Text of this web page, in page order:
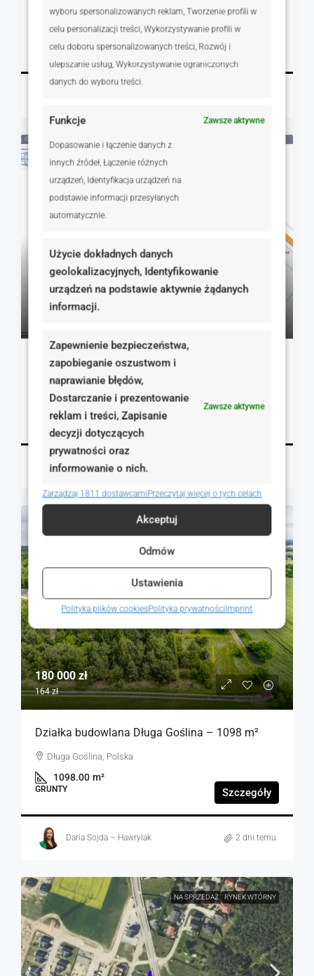
wyboru spersonalizowanych reklam, Tworzenie profili w
celu personalizacji treści, Wykorzystywanie profili w
celu doboru spersonalizowanych treści, Rozwój i
ulepszanie usług, Wykorzystywanie ograniczonych
danych do wyboru treści.
Funkcje Zawsze aktywne
Dopasowanie i łączenie danych z
innych źródeł, Łączenie różnych
urządzeń, Identyfikacja urządzeń na
podstawie informacji przesyłanych
automatycznie.
Użycie dokładnych danych
geolokalizacyjnych, Identyfikowanie
urządzeń na podstawie aktywnie żądanych
informacji.
Zapewnienie bezpieczeństwa,
zapobieganie oszustwom i
naprawianie błędów,
Dostarczanie i prezentowanie
reklam i treści, Zapisanie
decyzji dotyczących
prywatności oraz
informowanie o nich.
Zawsze aktywne
Zarządzaj 1811 dostawcamiPrzeczytaj więcej o tych celach
Akceptuj
Odmów
Ustawienia
Polityka plików cookiesPolityka prywatnościImprint
Wiśniowa, Dopiewo, Polska
1335.00 m²
GRUNTY Szczegóły
139 500 zł
Działka z warunkami zabudowy Tychnowy.
Tychnowy, Polska
1550.00 m²
GRUNTY
Magdalena Burnicka-Zielińska
NA SPRZEDAŻ
180 000 zł
164 zł
Działka budowlana Długa Goślina – 1098 m²
Długa Goślina, Polska
1098.00 m²
GRUNTY Szczegóły
Daria Sojda – Hawrylak 2 dni temu
NA SPRZEDAŻ RYNEK WTÓRNY